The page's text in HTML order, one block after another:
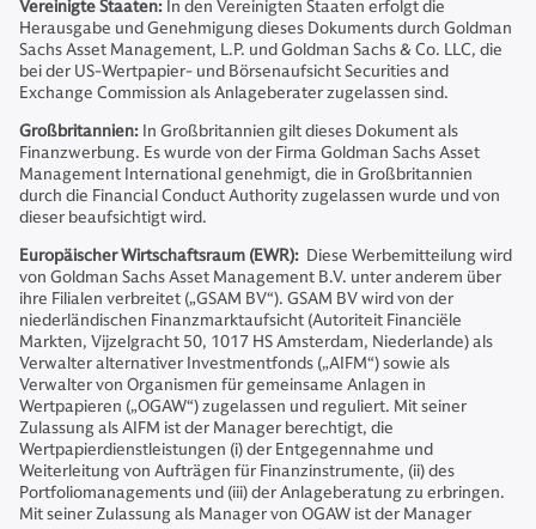
Vereinigte Staaten: In den Vereinigten Staaten erfolgt die
Herausgabe und Genehmigung dieses Dokuments durch Goldman
Sachs Asset Management, L.P. und Goldman Sachs & Co. LLC, die
bei der US-Wertpapier- und Börsenaufsicht Securities and
Exchange Commission als Anlageberater zugelassen sind.
Großbritannien: In Großbritannien gilt dieses Dokument als
Finanzwerbung. Es wurde von der Firma Goldman Sachs Asset
Management International genehmigt, die in Großbritannien
durch die Financial Conduct Authority zugelassen wurde und von
dieser beaufsichtigt wird.
Europäischer Wirtschaftsraum (EWR): Diese Werbemitteilung wird
von Goldman Sachs Asset Management B.V. unter anderem über
ihre Filialen verbreitet („GSAM BV“). GSAM BV wird von der
niederländischen Finanzmarktaufsicht (Autoriteit Financiële
Markten, Vijzelgracht 50, 1017 HS Amsterdam, Niederlande) als
Verwalter alternativer Investmentfonds („AIFM“) sowie als
Verwalter von Organismen für gemeinsame Anlagen in
Wertpapieren („OGAW“) zugelassen und reguliert. Mit seiner
Zulassung als AIFM ist der Manager berechtigt, die
Wertpapierdienstleistungen (i) der Entgegennahme und
Weiterleitung von Aufträgen für Finanzinstrumente, (ii) des
Portfoliomanagements und (iii) der Anlageberatung zu erbringen.
Mit seiner Zulassung als Manager von OGAW ist der Manager